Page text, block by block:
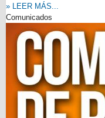
» LEER MÁS...
Comunicados